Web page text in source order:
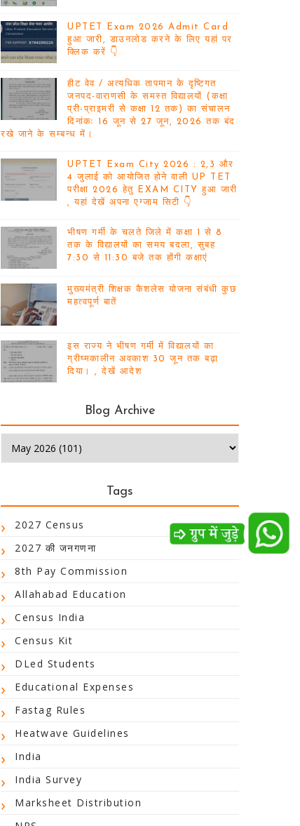
UPTET Exam 2026 Admit Card
हुआ जारी, डाउनलोड करने के लिए यहां पर
क्लिक करें 👇
हीट वेव / अत्यधिक तापमान के दृष्टिगत
जनपद-वाराणसी के समस्त विद्यालयों (कक्षा
प्री-प्राइमरी से कक्षा 12 तक) का संचालन
दिनांकः 16 जून से 27 जून, 2026 तक बंद
रखे जाने के सम्बन्ध में।
UPTET Exam City 2026 : 2,3 और
4 जुलाई को आयोजित होने वाली UP TET
परीक्षा 2026 हेतु EXAM CITY हुआ जारी
, यहां देखें अपना एग्जाम सिटी 👇
भीषण गर्मी के चलते जिले में कक्षा 1 से 8
तक के विद्यालयों का समय बदला, सुबह
7:30 से 11:30 बजे तक होंगी कक्षाएं
मुख्यमंत्री शिक्षक कैशलेस योजना संबंधी कुछ
महत्वपूर्ण बातें
इस राज्य ने भीषण गर्मी में विद्यालयों का
ग्रीष्मकालीन अवकाश 30 जून तक बढ़ा
दिया। , देखें आदेश
Blog Archive
Tags
2027 Census
2027 की जनगणना
8th Pay Commission
Allahabad Education
Census India
Census Kit
DLed Students
Educational Expenses
Fastag Rules
Heatwave Guidelines
India
India Survey
Marksheet Distribution